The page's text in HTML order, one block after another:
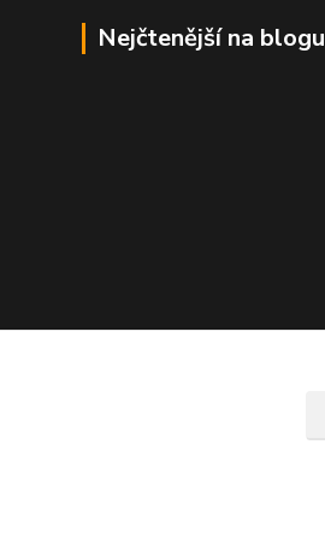
Nejčtenější na blogu